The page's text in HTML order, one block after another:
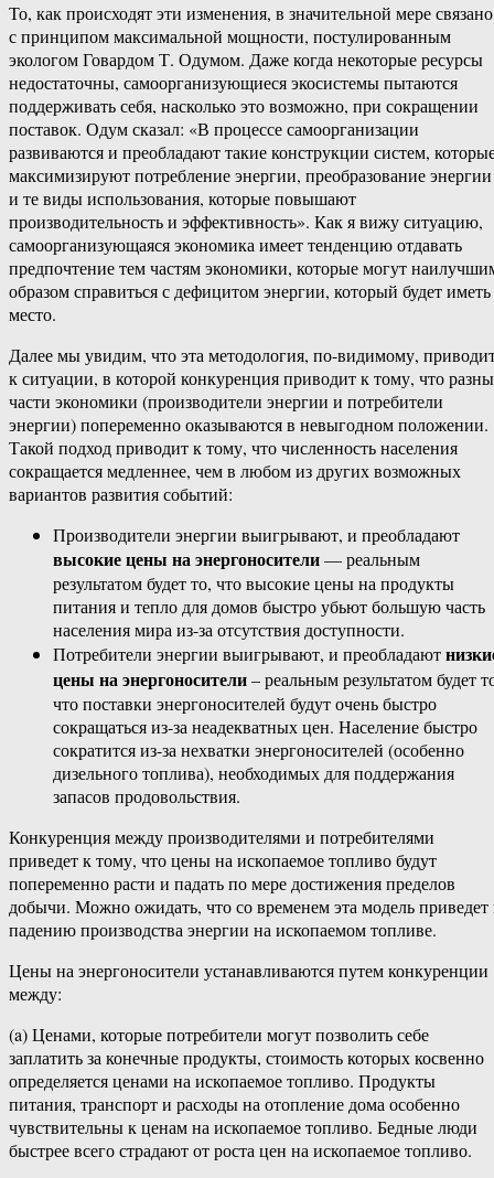
То, как происходят эти изменения, в значительной мере связано
с принципом максимальной мощности, постулированным
экологом Говардом Т. Одумом. Даже когда некоторые ресурсы
недостаточны, самоорганизующиеся экосистемы пытаются
поддерживать себя, насколько это возможно, при сокращении
поставок. Одум сказал: «В процессе самоорганизации
развиваются и преобладают такие конструкции систем,
максимизируют потребление энергии, преобразование энергии
и те виды использования, которые повышают
производительность и эффективность». Как я вижу ситуацию,
самоорганизующаяся экономика имеет тенденцию отдавать
предпочтение тем частям экономики, которые могут
образом справиться с дефицитом энергии, который будет иметь
место.
Далее мы увидим, что эта методология, по-видимому,
к ситуации, в которой конкуренция приводит к тому, что
части экономики (производители энергии и потребители
энергии) попеременно оказываются в невыгодном положении.
Такой подход приводит к тому, что численность населения
сокращается медленнее, чем в любом из других возможных
вариантов развития событий:
Производители энергии выигрывают, и преобладают
высокие цены на энергоносители— реальным
результатом будет то, что высокие цены на продукты
питания и тепло для домов быстро убьют большую часть
населения мира из-за отсутствия доступности.
Потребители энергии выигрывают, и преобладают
цены на энергоносители– реальным результатом будет
что поставки энергоносителей будут очень быстро
сокращаться из-за неадекватных цен. Население быстро
сократится из-за нехватки энергоносителей (особенно
дизельного топлива), необходимых для поддержания
запасов продовольствия.
Конкуренция между производителями и потребителями
приведет к тому, что цены на ископаемое топливо будут
попеременно расти и падать по мере достижения пределов
добычи. Можно ожидать, что со временем эта модель приведет
падению производства энергии на ископаемом топливе.
Цены на энергоносители устанавливаются путем конкуренции
между:
(a) Ценами, которые потребители могут позволить себе
заплатить за конечные продукты, стоимость которых косвенно
определяется ценами на ископаемое топливо. Продукты
питания, транспорт и расходы на отопление дома особенно
чувствительны к ценам на ископаемое топливо. Бедные люди
быстрее всего страдают от роста цен на ископаемое топливо.